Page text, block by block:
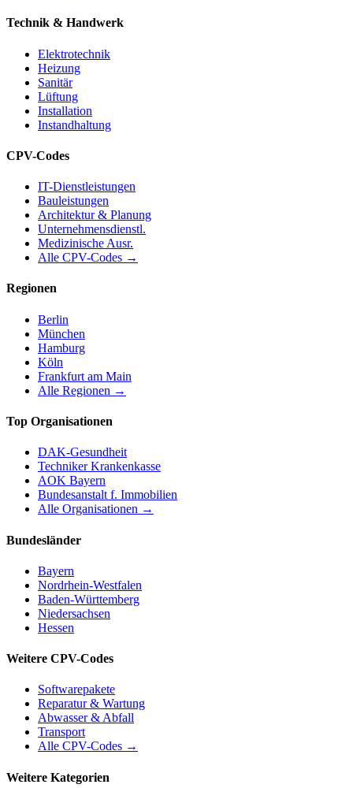
Technik & Handwerk
Elektrotechnik
Heizung
Sanitär
Lüftung
Installation
Instandhaltung
CPV-Codes
IT-Dienstleistungen
Bauleistungen
Architektur & Planung
Unternehmensdienstl.
Medizinische Ausr.
Alle CPV-Codes →
Regionen
Berlin
München
Hamburg
Köln
Frankfurt am Main
Alle Regionen →
Top Organisationen
DAK-Gesundheit
Techniker Krankenkasse
AOK Bayern
Bundesanstalt f. Immobilien
Alle Organisationen →
Bundesländer
Bayern
Nordrhein-Westfalen
Baden-Württemberg
Niedersachsen
Hessen
Weitere CPV-Codes
Softwarepakete
Reparatur & Wartung
Abwasser & Abfall
Transport
Alle CPV-Codes →
Weitere Kategorien